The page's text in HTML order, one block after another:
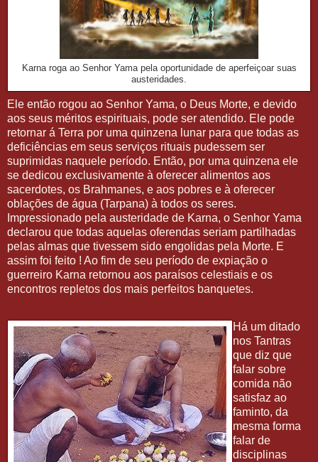
Karna roga ao Senhor Yama pela oportunidade de aperfeiçoar suas
austeridades.
Ele então rogou ao Senhor Yama, o Deus Morte, e devido
aos seus méritos espirituais, pode ser atendido. Ele pode
retornar á Terra por uma quinzena lunar para que todas as
deficiências em seus serviços rituais pudessem ser
suprimidas naquele período. Então, por uma quinzena ele
se dedicou exclusivamente à oferecer alimentos aos
sacerdotes, os Brahmanes, e aos pobres e à oferecer
oblações de água (Tarpana) à todos os seres.
Impressionado pela austeridade de Karna, o Senhor Yama
declarou que todas aquelas oferendas seriam partilhadas
pelas almas que tivessem sido engolidas pela Morte. E
assim foi feito ! Ao fim de seu período de expiação o
guerreiro Karna retornou aos paraísos celestiais e os
encontros repletos dos mais perfeitos banquetes.
Há um ditado
nos Tantras
que diz que
falar sobre
comida não
satisfaz ao
faminto, da
mesma forma
falar de
disciplinas